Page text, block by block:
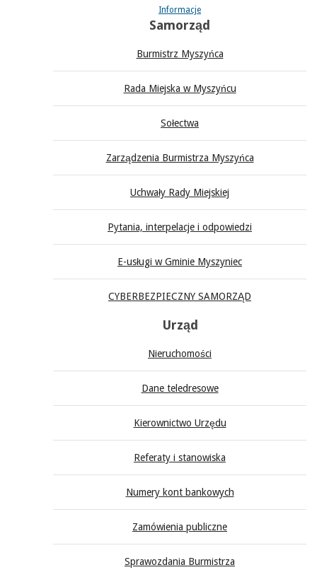
Informacje
Samorząd
Burmistrz Myszyńca
Rada Miejska w Myszyńcu
Sołectwa
Zarządzenia Burmistrza Myszyńca
Uchwały Rady Miejskiej
Pytania, interpelacje i odpowiedzi
E-usługi w Gminie Myszyniec
CYBERBEZPIECZNY SAMORZĄD
Urząd
Nieruchomości
Dane teledresowe
Kierownictwo Urzędu
Referaty i stanowiska
Numery kont bankowych
Zamówienia publiczne
Sprawozdania Burmistrza